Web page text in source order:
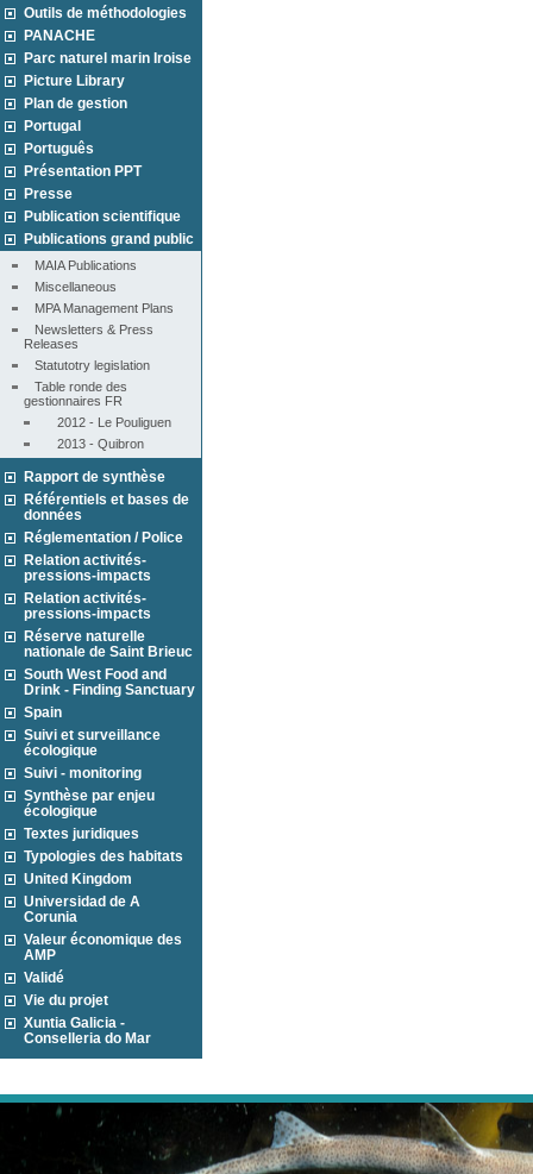
Outils de méthodologies
PANACHE
Parc naturel marin Iroise
Picture Library
Plan de gestion
Portugal
Português
Présentation PPT
Presse
Publication scientifique
Publications grand public
MAIA Publications
Miscellaneous
MPA Management Plans
Newsletters & Press
Releases
Statutotry legislation
Table ronde des
gestionnaires FR
2012 - Le Pouliguen
2013 - Quibron
Rapport de synthèse
Référentiels et bases de
données
Réglementation / Police
Relation activités-
pressions-impacts
Relation activités-
pressions-impacts
Réserve naturelle
nationale de Saint Brieuc
South West Food and
Drink - Finding Sanctuary
Spain
Suivi et surveillance
écologique
Suivi - monitoring
Synthèse par enjeu
écologique
Textes juridiques
Typologies des habitats
United Kingdom
Universidad de A
Corunia
Valeur économique des
AMP
Validé
Vie du projet
Xuntia Galicia -
Conselleria do Mar